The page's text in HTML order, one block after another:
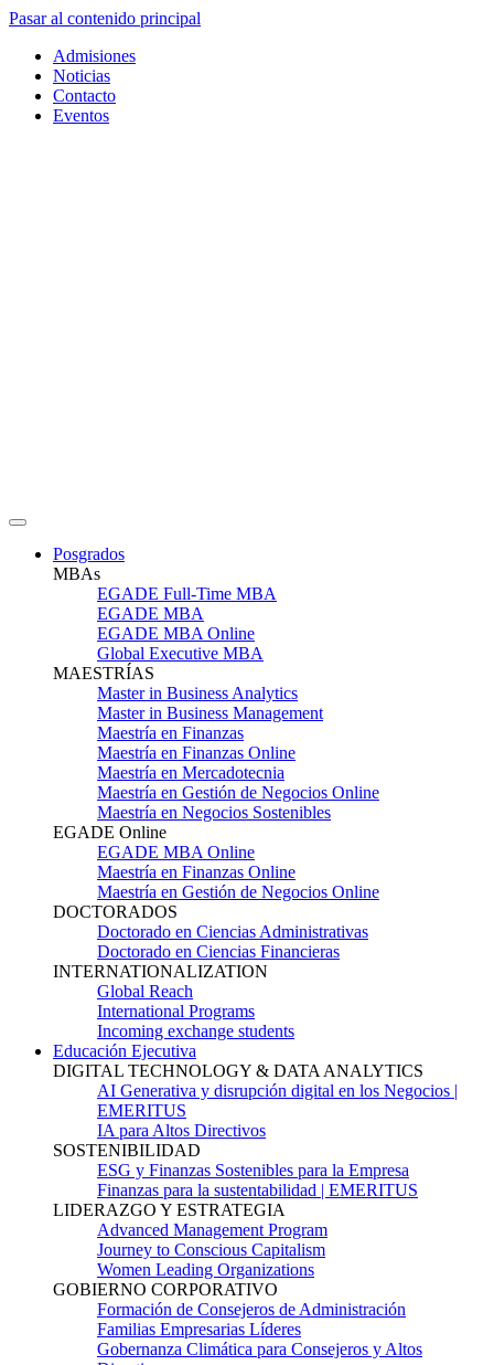
Pasar al contenido principal
Admisiones
Noticias
Contacto
Eventos
Posgrados
MBAs
EGADE Full-Time MBA
EGADE MBA
EGADE MBA Online
Global Executive MBA
MAESTRÍAS
Master in Business Analytics
Master in Business Management
Maestría en Finanzas
Maestría en Finanzas Online
Maestría en Mercadotecnia
Maestría en Gestión de Negocios Online
Maestría en Negocios Sostenibles
EGADE Online
EGADE MBA Online
Maestría en Finanzas Online
Maestría en Gestión de Negocios Online
DOCTORADOS
Doctorado en Ciencias Administrativas
Doctorado en Ciencias Financieras
INTERNATIONALIZATION
Global Reach
International Programs
Incoming exchange students
Educación Ejecutiva
DIGITAL TECHNOLOGY & DATA ANALYTICS
AI Generativa y disrupción digital en los Negocios |
EMERITUS
IA para Altos Directivos
SOSTENIBILIDAD
ESG y Finanzas Sostenibles para la Empresa
Finanzas para la sustentabilidad | EMERITUS
LIDERAZGO Y ESTRATEGIA
Advanced Management Program
Journey to Conscious Capitalism
Women Leading Organizations
GOBIERNO CORPORATIVO
Formación de Consejeros de Administración
Familias Empresarias Líderes
Gobernanza Climática para Consejeros y Altos